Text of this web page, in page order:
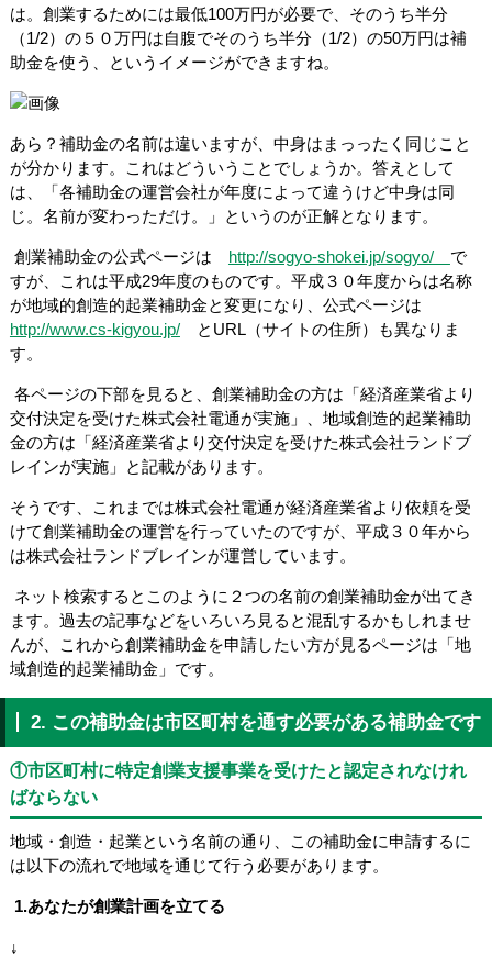
は。創業するためには最低100万円が必要で、そのうち半分
（1/2）の５０万円は自腹でそのうち半分（1/2）の50万円は補
助金を使う、というイメージができますね。
あら？補助金の名前は違いますが、中身はまっったく同じこと
が分かります。これはどういうことでしょうか。答えとして
は、「各補助金の運営会社が年度によって違うけど中身は同
じ。名前が変わっただけ。」というのが正解となります。
創業補助金の公式ページは http://sogyo-shokei.jp/sogyo/ で
すが、これは平成29年度のものです。平成３０年度からは名称
が地域的創造的起業補助金と変更になり、公式ページは
http://www.cs-kigyou.jp/とURL（サイトの住所）も異なりま
す。
各ページの下部を見ると、創業補助金の方は「経済産業省より
交付決定を受けた株式会社電通が実施」、地域創造的起業補助
金の方は「経済産業省より交付決定を受けた株式会社ランドブ
レインが実施」と記載があります。
そうです、これまでは株式会社電通が経済産業省より依頼を受
けて創業補助金の運営を行っていたのですが、平成３０年から
は株式会社ランドブレインが運営しています。
ネット検索するとこのように２つの名前の創業補助金が出てき
ます。過去の記事などをいろいろ見ると混乱するかもしれませ
んが、これから創業補助金を申請したい方が見るページは「地
域創造的起業補助金」です。
2. この補助金は市区町村を通す必要がある補助金です
①市区町村に特定創業支援事業を受けたと認定されなけれ
ばならない
地域・創造・起業という名前の通り、この補助金に申請するに
は以下の流れで地域を通じて行う必要があります。
1.あなたが創業計画を立てる
↓